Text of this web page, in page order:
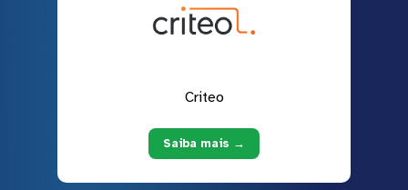
Criteo
Saiba mais →